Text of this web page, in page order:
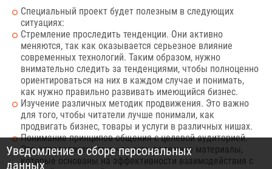
Специальный проект будет полезным в следующих
ситуациях:
Стремление проследить тенденции. Они активно
меняются, так как оказывается серьезное влияние
современных технологий. Таким образом, нужно
внимательно следить за тенденциями, чтобы полноценно
ориентироваться на них в каждом случае и понимать,
как нужно правильно развивать имеющийся бизнес.
Изучение различных методик продвижения. Это важно
для того, чтобы читатели лучше понимали, как
продвигать бизнес, товары и услуги в различных нишах.
Понимание принципов общения с целевой аудиторией.
Это определяется тем, что есть полезные материалы,
которые основаны на эффективности взаимодействия с
Уведомление о сборе персональных
данных